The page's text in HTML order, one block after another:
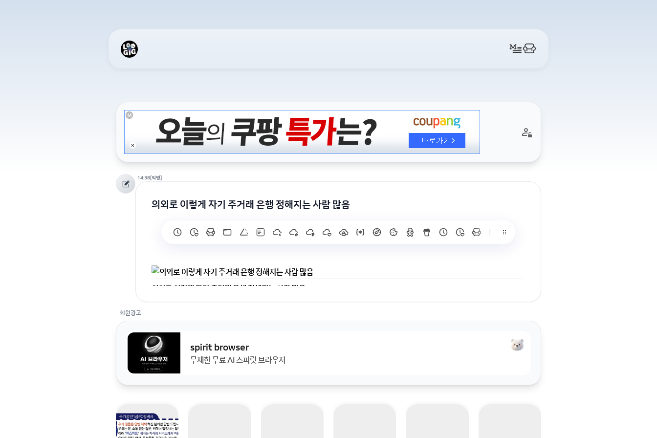
14:38[익명]
의외로 이렇게 자기 주거래 은행 정해지는 사람 많음
의외로 이렇게 자기 주거래 은행 정해지는 사람 많음
회원가입 혹은 광고 [X]를 누르면 내용이 보입니다
회원광고
spirit browser
무제한 무료 AI 스피릿 브라우저